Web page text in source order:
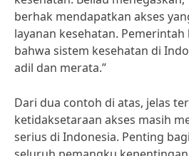
berhak mendapatkan akses
layanan kesehatan.
bahwa sistem kesehatan di
adil dan merata.”
Dari dua contoh di atas, jelas
ketidaksetaraan akses masih
serius di Indonesia. Penting